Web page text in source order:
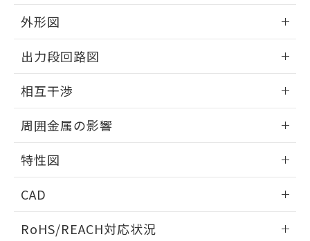
外形図
外形図
出力段回路図
出力段回路図
相互干渉
相互干渉
周囲金属の影響
周囲金属の影響
特性図
検出物体の大きさと材質による影響
CAD
ドすることができます。
RoHS/REACH対応状況
※当社の共同利用者とは、"個人情報
の共同利用に関して"
用者の範囲」に記載されている法人を
とができます。
EU RoHS指令（10物質）の非含有証明書
51物質の非含有証明書（当社基準）
※本証明書は発行日時点で非含有を証明す
ものではありません。
また、RoHS指令のフタル酸エステル類４
物質の対応では、対応完了までの期間は出
欄に対応日を記載しておりました。
既に当社にて対応品への在庫切替を完了
していることから、特段のことがない限
す。